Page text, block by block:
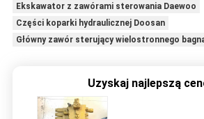
Ekskawator z zawórami sterowania Daewoo
Części koparki hydraulicznej Doosan
Główny zawór sterujący wielostronnego
Uzyskaj najlepszą